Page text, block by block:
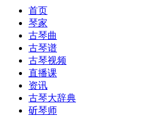
首页
琴家
古琴曲
古琴谱
古琴视频
直播课
资讯
古琴大辞典
斫琴师